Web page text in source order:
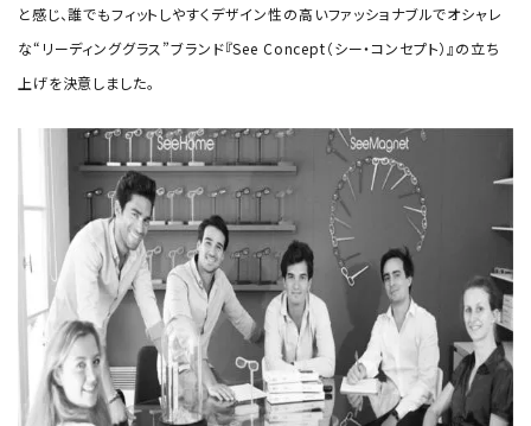
と感じ、誰でもフィットしやすくデザイン性の高いファッショナブルでオシャレ
な“リーディンググラス”ブランド『See Concept（シー・コンセプト）』の立ち
上げを決意しました。